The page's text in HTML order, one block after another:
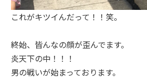
これがキツイんだって！！笑。
終始、皆んなの顔が歪んでます。
炎天下の中！！！
男の戦いが始まっております。